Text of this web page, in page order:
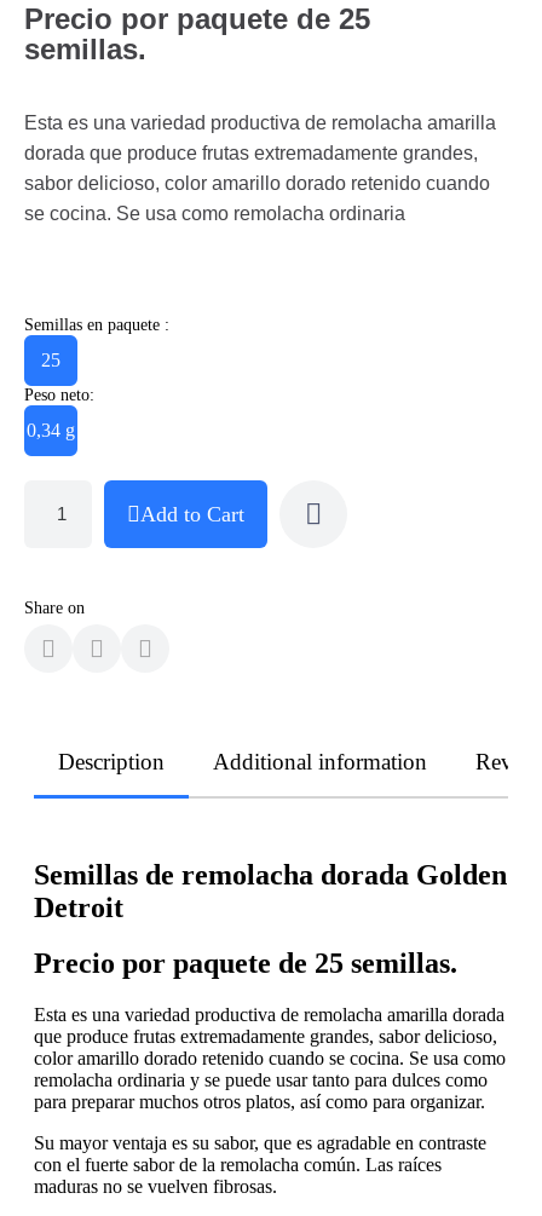
Precio por paquete de 25
semillas.
Esta es una variedad productiva de remolacha amarilla
dorada que produce frutas extremadamente grandes,
sabor delicioso, color amarillo dorado retenido cuando
se cocina. Se usa como remolacha ordinaria
Semillas en paquete :
25
Peso neto:
0,34 g
Add to Cart
Share on
Description Additional information
Semillas de remolacha dorada Golden
Detroit
Precio por paquete de 25 semillas.
Esta es una variedad productiva de remolacha amarilla dorada
que produce frutas extremadamente grandes, sabor delicioso,
color amarillo dorado retenido cuando se cocina. Se usa como
remolacha ordinaria y se puede usar tanto para dulces como
para preparar muchos otros platos, así como para organizar.
Su mayor ventaja es su sabor, que es agradable en contraste
con el fuerte sabor de la remolacha común. Las raíces
maduras no se vuelven fibrosas.